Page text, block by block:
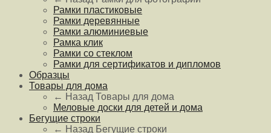
Рамки пластиковые
Рамки деревянные
Рамки алюминиевые
Рамка клик
Рамки со стеклом
Рамки для сертификатов и дипломов
Образцы
Товары для дома
← Назад Товары для дома
Меловые доски для детей и дома
Бегущие строки
← Назад Бегущие строки